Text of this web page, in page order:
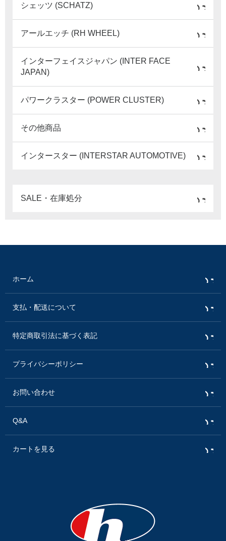
シェッツ (SCHATZ)
アールエッチ (RH WHEEL)
インターフェイスジャパン (INTER FACE
JAPAN)
パワークラスター (POWER CLUSTER)
その他商品
インタースター (INTERSTAR AUTOMOTIVE)
SALE・在庫処分
ホーム
支払・配送について
特定商取引法に基づく表記
プライバシーポリシー
お問い合わせ
Q&A
カートを見る